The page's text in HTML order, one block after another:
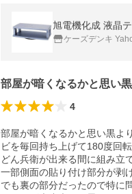
旭電機化成 液晶
ケーズデンキ
部屋が暗くなるかと思い
4
部屋が暗くなるかと思い黒よ
ビを毎回持ち上げて180度回
どん兵衛が出来る間に組み立
一部側面の貼り付け部分が剥
でも裏の部分だったので特に